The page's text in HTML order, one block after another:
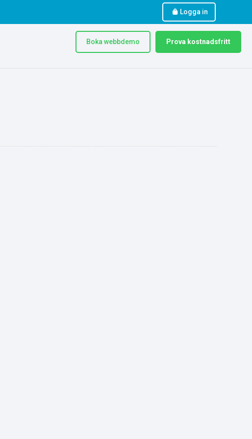
Logga in
Boka webbdemo Prova kostnadsfritt